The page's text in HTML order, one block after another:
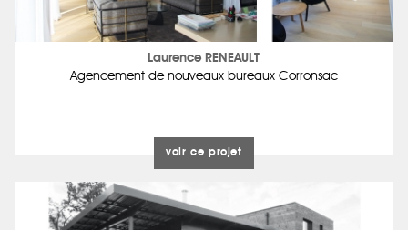
Laurence RENEAULT
Agencement de nouveaux bureaux Corronsac
voir ce projet